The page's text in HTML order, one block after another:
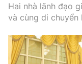
Hai nhà lãnh đạo
và cùng di chuyển